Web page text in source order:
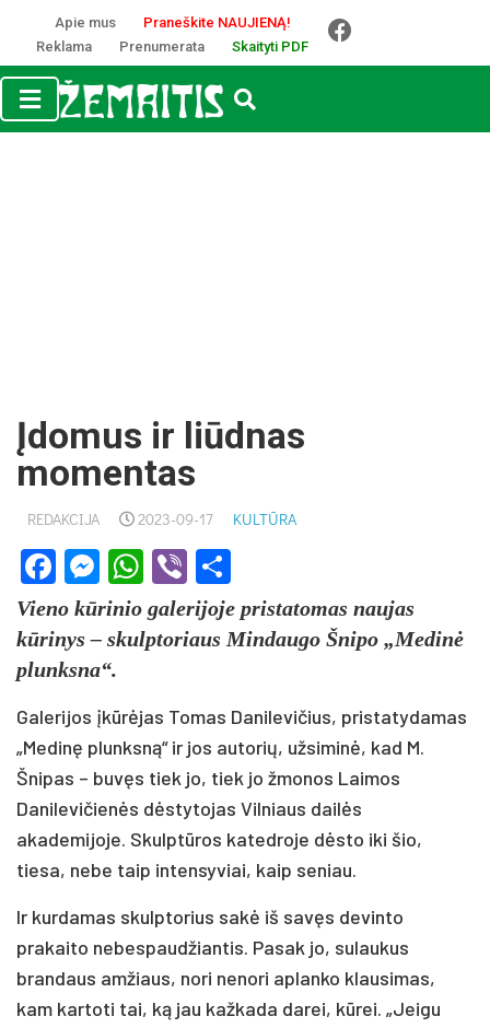
Apie mus
Praneškite NAUJIENĄ!
Reklama
Prenumerata Skaityti PDF
Įdomus ir liūdnas
momentas
REDAKCIJA 2023-09-17 KULTŪRA
Facebook
Messenger
WhatsApp
Viber
Vieno kūrinio galerijoje pristatomas naujas
kūrinys – skulptoriaus Mindaugo Šnipo „Medinė
plunksna“.
Galerijos įkūrėjas Tomas Danilevičius, pristatydamas
„Medinę plunksną“ ir jos autorių, užsiminė, kad M.
Šnipas – buvęs tiek jo, tiek jo žmonos Laimos
Danilevičienės dėstytojas Vilniaus dailės
akademijoje. Skulptūros katedroje dėsto iki šio,
tiesa, nebe taip intensyviai, kaip seniau.
Ir kurdamas skulptorius sakė iš savęs devinto
prakaito nebespaudžiantis. Pasak jo, sulaukus
brandaus amžiaus, nori nenori aplanko klausimas,
kam kartoti tai, ką jau kažkada darei, kūrei. „Jeigu